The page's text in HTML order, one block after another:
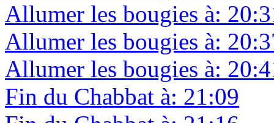
Allumer les bougies à:
Allumer les bougies à:
Allumer les bougies à:
Fin du Chabbat à: 21:09